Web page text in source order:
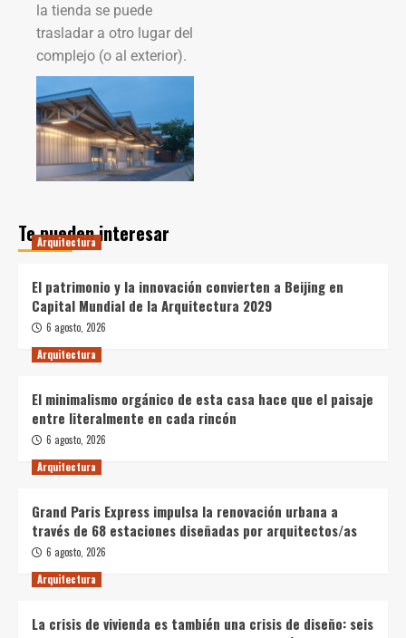
la tienda se puede
trasladar a otro lugar del
complejo (o al exterior).
Te pueden interesar
Arquitectura
El patrimonio y la innovación convierten a Beijing en
Capital Mundial de la Arquitectura 2029
6 agosto, 2026
Arquitectura
El minimalismo orgánico de esta casa hace que el paisaje
entre literalmente en cada rincón
6 agosto, 2026
Arquitectura
Grand Paris Express impulsa la renovación urbana a
través de 68 estaciones diseñadas por arquitectos/as
6 agosto, 2026
Arquitectura
La crisis de vivienda es también una crisis de diseño: seis